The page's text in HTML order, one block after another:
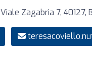
Viale Zagabria 7, 40127,